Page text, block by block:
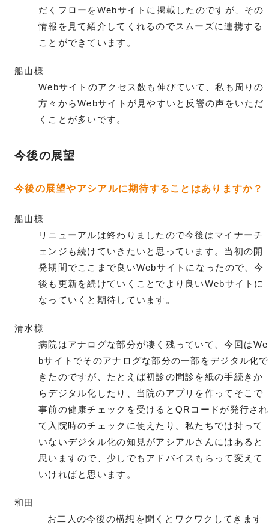
だくフローをWebサイトに掲載したのですが、その
情報を見て紹介してくれるのでスムーズに連携する
ことができています。
船山様
Webサイトのアクセス数も伸びていて、私も周りの
方々からWebサイトが見やすいと反響の声をいただ
くことが多いです。
今後の展望
今後の展望やアシアルに期待することはありますか？
船山様
リニューアルは終わりましたので今後はマイナーチ
ェンジも続けていきたいと思っています。当初の開
発期間でここまで良いWebサイトになったので、今
後も更新を続けていくことでより良いWebサイトに
なっていくと期待しています。
清水様
病院はアナログな部分が凄く残っていて、今回はWe
bサイトでそのアナログな部分の一部をデジタル化で
きたのですが、たとえば初診の問診を紙の手続きか
らデジタル化したり、当院のアプリを作ってそこで
事前の健康チェックを受けるとQRコードが発行され
て入院時のチェックに使えたり。私たちでは持って
いないデジタル化の知見がアシアルさんにはあると
思いますので、少しでもアドバイスもらって変えて
いければと思います。
和田
お二人の今後の構想を聞くとワクワクしてきます